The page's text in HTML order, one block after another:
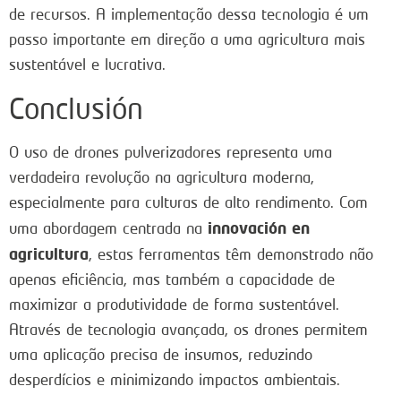
de recursos. A implementação dessa tecnologia é um
passo importante em direção a uma agricultura mais
sustentável e lucrativa.
Conclusión
O uso de drones pulverizadores representa uma
verdadeira revolução na agricultura moderna,
especialmente para culturas de alto rendimento. Com
uma abordagem centrada na innovación en
agricultura, estas ferramentas têm demonstrado não
apenas eficiência, mas também a capacidade de
maximizar a produtividade de forma sustentável.
Através de tecnologia avançada, os drones permitem
uma aplicação precisa de insumos, reduzindo
desperdícios e minimizando impactos ambientais.